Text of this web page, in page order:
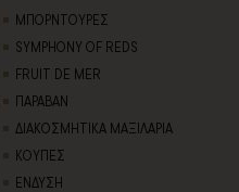
ΜΠΟΡΝΤΟΥΡΕΣ
SYMPHONY OF REDS
FRUIT DE MER
ΠΑΡΑΒΑΝ
ΔΙΑΚΟΣΜΗΤΙΚΑ ΜΑΞΙΛΑΡΙΑ
ΚΟΥΠΕΣ
ΕΝΔΥΣΗ